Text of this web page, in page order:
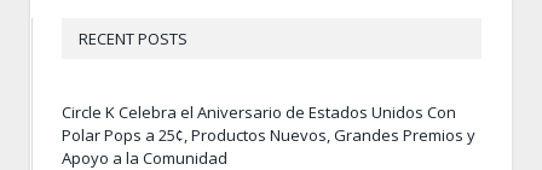
RECENT POSTS
Circle K Celebra el Aniversario de Estados Unidos Con
Polar Pops a 25¢, Productos Nuevos, Grandes Premios y
Apoyo a la Comunidad